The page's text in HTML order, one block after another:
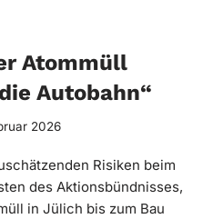
Atommüll
Autobahn“
2026
Risiken beim
des Aktionsbündnisses,
in Jülich bis zum Bau